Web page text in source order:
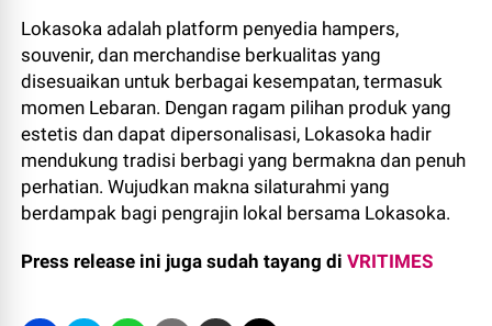
Lokasoka adalah platform penyedia hampers,
souvenir, dan merchandise berkualitas yang
disesuaikan untuk berbagai kesempatan, termasuk
momen Lebaran. Dengan ragam pilihan produk yang
estetis dan dapat dipersonalisasi, Lokasoka hadir
mendukung tradisi berbagi yang bermakna dan penuh
perhatian. Wujudkan makna silaturahmi yang
berdampak bagi pengrajin lokal bersama Lokasoka.
Press release ini juga sudah tayang diVRITIMES